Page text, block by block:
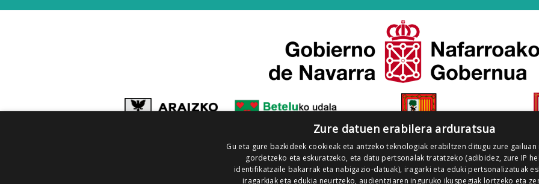
Zure datuen erabilera arduratsua
Gu eta gure bazkideek cookieak eta antzeko teknologiak erabiltzen ditugu zure
gordetzeko eta eskuratzeko, eta datu pertsonalak tratatzeko (adibidez, zure IP
identifikatzaile bakarrak eta nabigazio-datuak), iragarki eta eduki pertsonalizatuak
iragarkiak eta edukia neurtzeko, audientziaren inguruko ikuspegiak lortzeko eta